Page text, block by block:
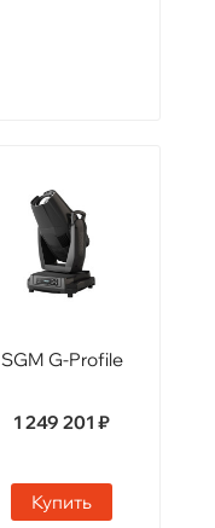
SGM G-Profile
1 249 201 ₽
Купить